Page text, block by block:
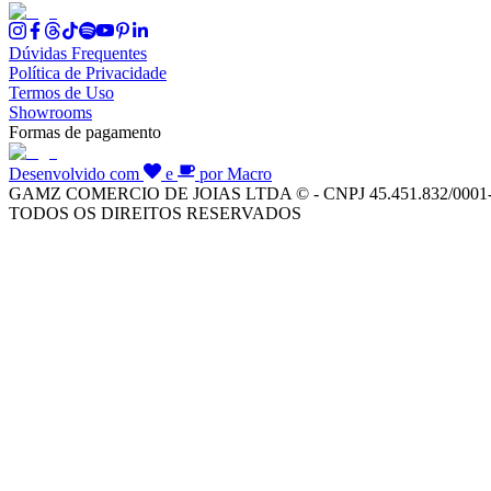
Dúvidas Frequentes
Política de Privacidade
Termos de Uso
Showrooms
Formas de pagamento
Desenvolvido com e
por Macro
GAMZ COMERCIO DE JOIAS LTDA © - CNPJ 45.451.832/
TODOS OS DIREITOS RESERVADOS